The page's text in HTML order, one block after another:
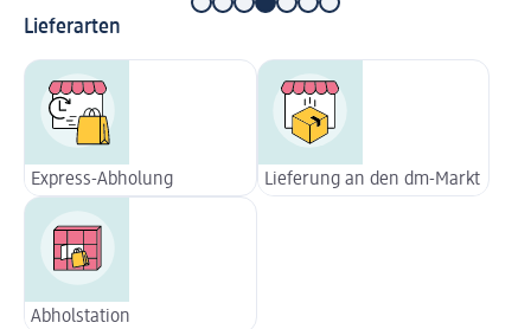
Lieferarten
Express-Abholung Lieferung an den dm-Markt
Abholstation